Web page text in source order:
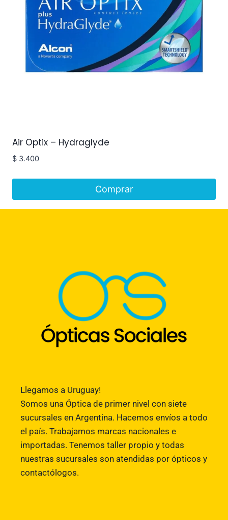
Air Optix – Hydraglyde
$ 3.400
Comprar
Llegamos a Uruguay!
Somos una Óptica de primer nivel con siete
sucursales en Argentina. Hacemos envíos a todo
el país. Trabajamos marcas nacionales e
importadas. Tenemos taller propio y todas
nuestras sucursales son atendidas por ópticos y
contactólogos.